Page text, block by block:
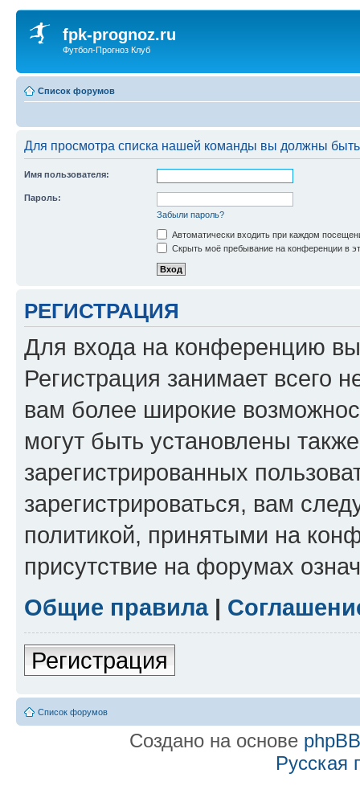
fpk-prognoz.ru
Футбол-Прогноз Клуб
Список форумов
Для просмотра списка нашей команды вы должны
Имя пользователя:
Пароль:
Забыли пароль?
Автоматически входить при каждом
Скрыть моё пребывание на конференции в
РЕГИСТРАЦИЯ
Для входа на конференцию
Регистрация занимает всего
вам более широкие
могут быть установлены
зарегистрированных
зарегистрироваться, вам
политикой, принятыми на
присутствие на форумах
Общие правила|
Регистрация
Список форумов
Создано на основе phpBB
Русская